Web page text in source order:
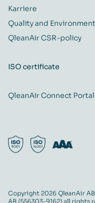
Karriere
Quality and
QleanAir CSR-policy
ISO certificate
QleanAir Connect Portal
Copyright 2026 QleanAir
AB (556303-9162) all rights